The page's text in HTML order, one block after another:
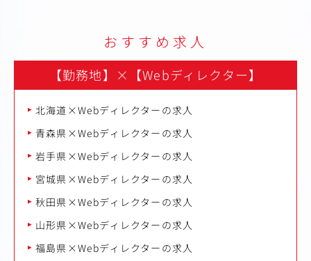
おすすめ求人
【勤務地】 × 【Webディレクター】
北海道×Webディレクターの求人
青森県×Webディレクターの求人
岩手県×Webディレクターの求人
宮城県×Webディレクターの求人
秋田県×Webディレクターの求人
山形県×Webディレクターの求人
福島県×Webディレクターの求人